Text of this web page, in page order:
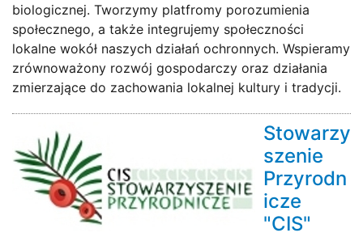
biologicznej. Tworzymy platfromy porozumienia
społecznego, a także integrujemy społeczności
lokalne wokół naszych działań ochronnych. Wspieramy
zrównoważony rozwój gospodarczy oraz działania
zmierzające do zachowania lokalnej kultury i tradycji.
Stowarzy
szenie
Przyrodn
icze
"CIS"